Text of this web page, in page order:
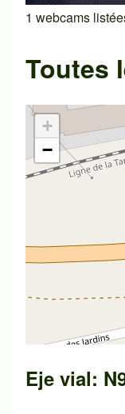
1 webcams
Toutes
+
−
Eje vial: